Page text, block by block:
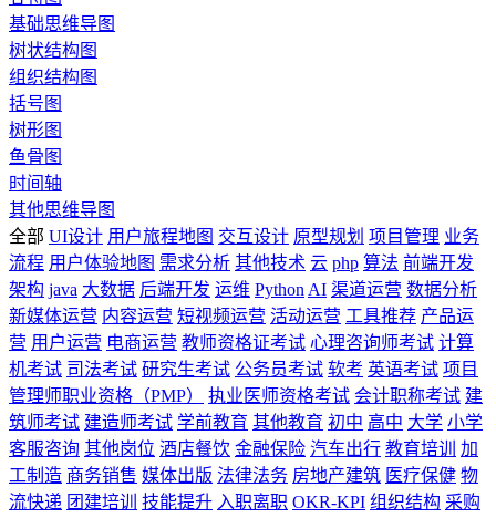
基础思维导图
树状结构图
组织结构图
括号图
树形图
鱼骨图
时间轴
其他思维导图
全部 UI设计 用户旅程地图 交互设计 原型规划 项目管理 业务
流程 用户体验地图 需求分析 其他技术 云 php 算法 前端开发
架构 java 大数据 后端开发 运维 Python AI 渠道运营 数据分析
新媒体运营 内容运营 短视频运营 活动运营 工具推荐 产品运
营 用户运营 电商运营 教师资格证考试 心理咨询师考试 计算
机考试 司法考试 研究生考试 公务员考试 软考 英语考试 项目
管理师职业资格（PMP）
执业医师资格考试 会计职称考试 建
筑师考试 建造师考试 学前教育 其他教育 初中 高中 大学 小学
客服咨询 其他岗位 酒店餐饮 金融保险 汽车出行 教育培训
加
工制造 商务销售 媒体出版 法律法务 房地产建筑 医疗保健 物
流快递 团建培训 技能提升 入职离职 OKR-KPI 组织结构 采购